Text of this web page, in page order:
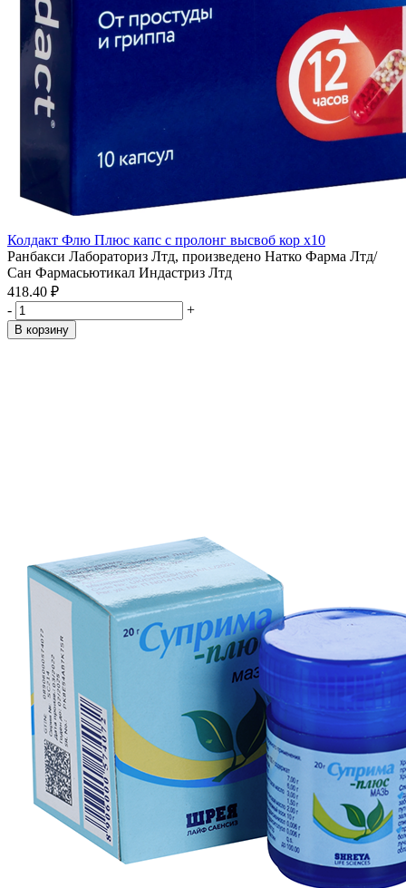
Колдакт Флю Плюс капс с пролонг высвоб кор x10
Ранбакси Лабораториз Лтд, произведено Натко Фарма Лтд/
Сан Фармасьютикал Индастриз Лтд
418.40 ₽
-
+
В корзину